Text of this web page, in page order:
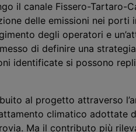
il canale Fissero-Tartaro-
delle emissioni nei porti
degli operatori e
di definire una
identificate si possono
al progetto attraverso
climatico adottate
Ma il contributo più